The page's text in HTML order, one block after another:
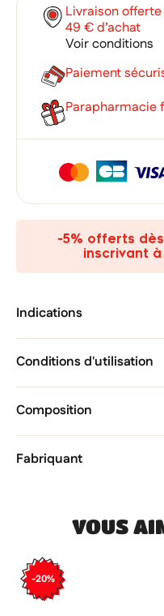
Livraison
49 € d’achat
Voir conditions
Paiement
Parapharmacie
-5% offerts
inscrivant
Indications
Conditions d'utilisation
Composition
Fabriquant
VOUS
-20%
Créer une nouvelle liste
Créer une liste d'envies
Nom de la liste d'envies
Connexion
Vous devez être connecté
liste d'envies.